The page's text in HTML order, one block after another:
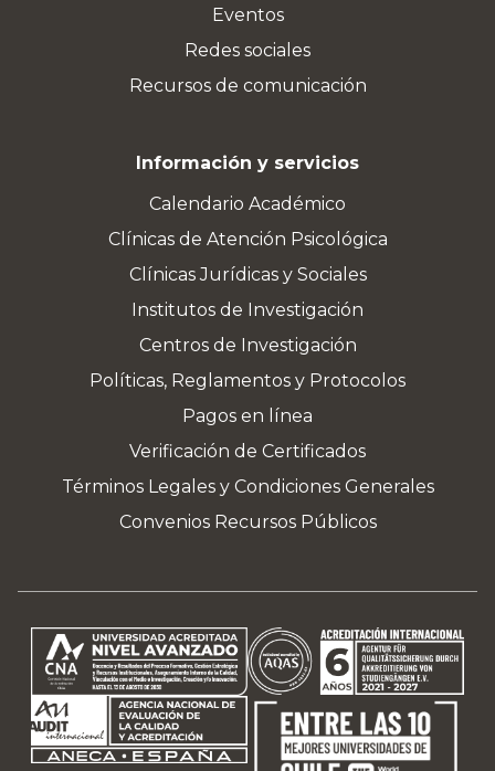
Eventos
Redes sociales
Recursos de comunicación
Información y servicios
Calendario Académico
Clínicas de Atención Psicológica
Clínicas Jurídicas y Sociales
Institutos de Investigación
Centros de Investigación
Políticas, Reglamentos y Protocolos
Pagos en línea
Verificación de Certificados
Términos Legales y Condiciones Generales
Convenios Recursos Públicos